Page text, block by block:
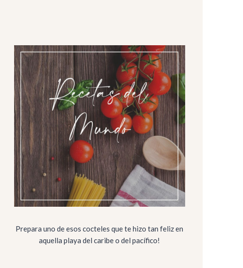
Prepara uno de esos cocteles que te hizo tan feliz en
aquella playa del caribe o del pacífico!